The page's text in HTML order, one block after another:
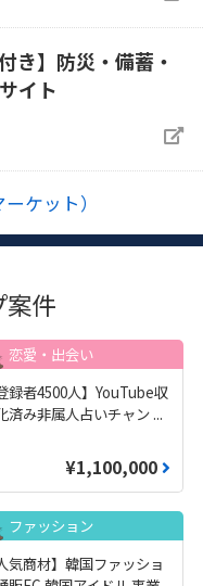
き】防災・備蓄・
イト
ケット）
案件
恋愛・出会い
登録者4500人】YouTube収
済み非属人占いチャン ...
¥1,100,000
ファッション
気商材】韓国ファッショ